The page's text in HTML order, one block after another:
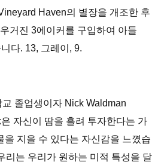
Haven의 별장을 개조한 후
거진 3에이커를 구입하여 아들
다. 13, 그레이, 9.
졸업생이자 Nick Waldman
자신이 땀을 흘려 투자한다는 가
을 지을 수 있다는 자신감을 느꼈습
리는 우리가 원하는 미적 특성을 달